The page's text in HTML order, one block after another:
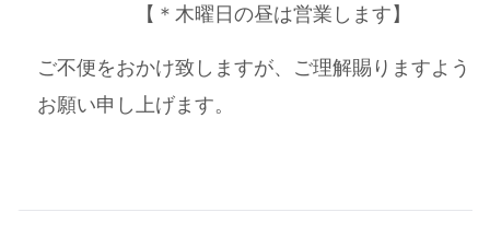
【＊木曜日の昼は営業します】
ご不便をおかけ致しますが、ご理解賜りますよう
お願い申し上げます。